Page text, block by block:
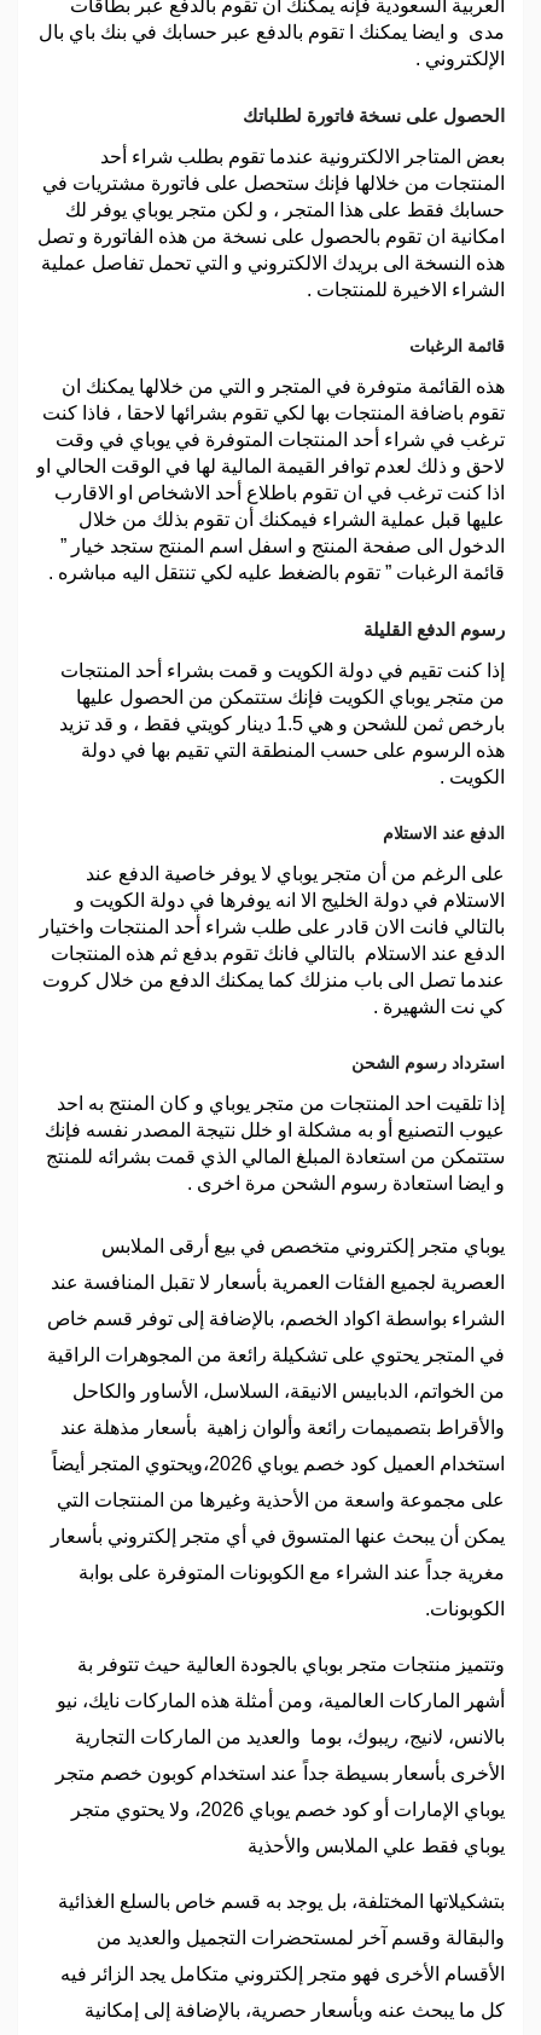
العربية السعودية فإنه يمكنك ان تقوم بالدفع عبر بطاقات
مدى و ايضا يمكنك ا تقوم بالدفع عبر حسابك في بنك باي بال
الإلكتروني .
الحصول على نسخة فاتورة لطلباتك
بعض المتاجر الالكترونية عندما تقوم بطلب شراء أحد
المنتجات من خلالها فإنك ستحصل على فاتورة مشتريات في
حسابك فقط على هذا المتجر ، و لكن متجر يوباي يوفر لك
امكانية ان تقوم بالحصول على نسخة من هذه الفاتورة و تصل
هذه النسخة الى بريدك الالكتروني و التي تحمل تفاصل عملية
الشراء الاخيرة للمنتجات .
قائمة الرغبات
هذه القائمة متوفرة في المتجر و التي من خلالها يمكنك ان
تقوم باضافة المنتجات بها لكي تقوم بشرائها لاحقا ، فاذا كنت
ترغب في شراء أحد المنتجات المتوفرة في يوباي في وقت
لاحق و ذلك لعدم توافر القيمة المالية لها في الوقت الحالي او
اذا كنت ترغب في ان تقوم باطلاع أحد الاشخاص او الاقارب
عليها قبل عملية الشراء فيمكنك أن تقوم بذلك من خلال
الدخول الى صفحة المنتج و اسفل اسم المنتج ستجد خيار ”
قائمة الرغبات ” تقوم بالضغط عليه لكي تنتقل اليه مباشره .
رسوم الدفع القليلة
إذا كنت تقيم في دولة الكويت و قمت بشراء أحد المنتجات
من متجر يوباي الكويت فإنك ستتمكن من الحصول عليها
بارخص ثمن للشحن و هي 1.5 دينار كويتي فقط ، و قد تزيد
هذه الرسوم على حسب المنطقة التي تقيم بها في دولة
الكويت .
الدفع عند الاستلام
على الرغم من أن متجر يوباي لا يوفر خاصية الدفع عند
الاستلام في دولة الخليج الا انه يوفرها في دولة الكويت و
بالتالي فانت الان قادر على طلب شراء أحد المنتجات واختيار
الدفع عند الاستلام بالتالي فانك تقوم بدفع ثم هذه المنتجات
عندما تصل الى باب منزلك كما يمكنك الدفع من خلال كروت
كي نت الشهيرة .
استرداد رسوم الشحن
إذا تلقيت احد المنتجات من متجر يوباي و كان المنتج به احد
عيوب التصنيع أو به مشكلة او خلل نتيجة المصدر نفسه فإنك
ستتمكن من استعادة المبلغ المالي الذي قمت بشرائه للمنتج
و ايضا استعادة رسوم الشحن مرة اخرى .
يوباي متجر إلكتروني متخصص في بيع أرقى الملابس
العصرية لجميع الفئات العمرية بأسعار لا تقبل المنافسة عند
الشراء بواسطة اكواد الخصم، بالإضافة إلى توفر قسم خاص
في المتجر يحتوي على تشكيلة رائعة من المجوهرات الراقية
من الخواتم، الدبابيس الانيقة، السلاسل، الأساور والكاحل
والأقراط بتصميمات رائعة وألوان زاهية بأسعار مذهلة عند
استخدام العميل كود خصم يوباي 2026،ويحتوي المتجر أيضاً
على مجموعة واسعة من الأحذية وغيرها من المنتجات التي
يمكن أن يبحث عنها المتسوق في أي متجر إلكتروني بأسعار
مغرية جداً عند الشراء مع الكوبونات المتوفرة على بوابة
الكوبونات.
وتتميز منتجات متجر بوباي بالجودة العالية حيث تتوفر بة
أشهر الماركات العالمية، ومن أمثلة هذه الماركات نايك، نيو
بالانس، لانيج، ريبوك، بوما والعديد من الماركات التجارية
الأخرى بأسعار بسيطة جداً عند استخدام كوبون خصم متجر
يوباي الإمارات أو كود خصم يوباي 2026، ولا يحتوي متجر
يوباي فقط علي الملابس والأحذية
بتشكيلاتها المختلفة، بل يوجد به قسم خاص بالسلع الغذائية
والبقالة وقسم آخر لمستحضرات التجميل والعديد من
الأقسام الأخرى فهو متجر إلكتروني متكامل يجد الزائر فيه
كل ما يبحث عنه وبأسعار حصرية، بالإضافة إلى إمكانية